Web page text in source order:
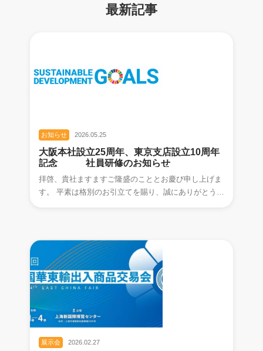
最新記事
お知らせ 2026.05.25
大阪本社設立25周年、東京支店設立10周年
記念 社員研修のお知らせ
拝啓、貴社ますますご隆盛のこととお慶び申し上げま
す。 平素は格別のお引立てを賜り、誠にありがとうご
展示会 2026.02.27